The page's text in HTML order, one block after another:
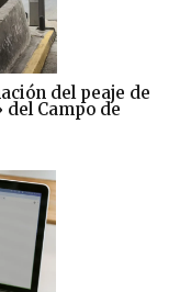
del peaje de
del Campo de